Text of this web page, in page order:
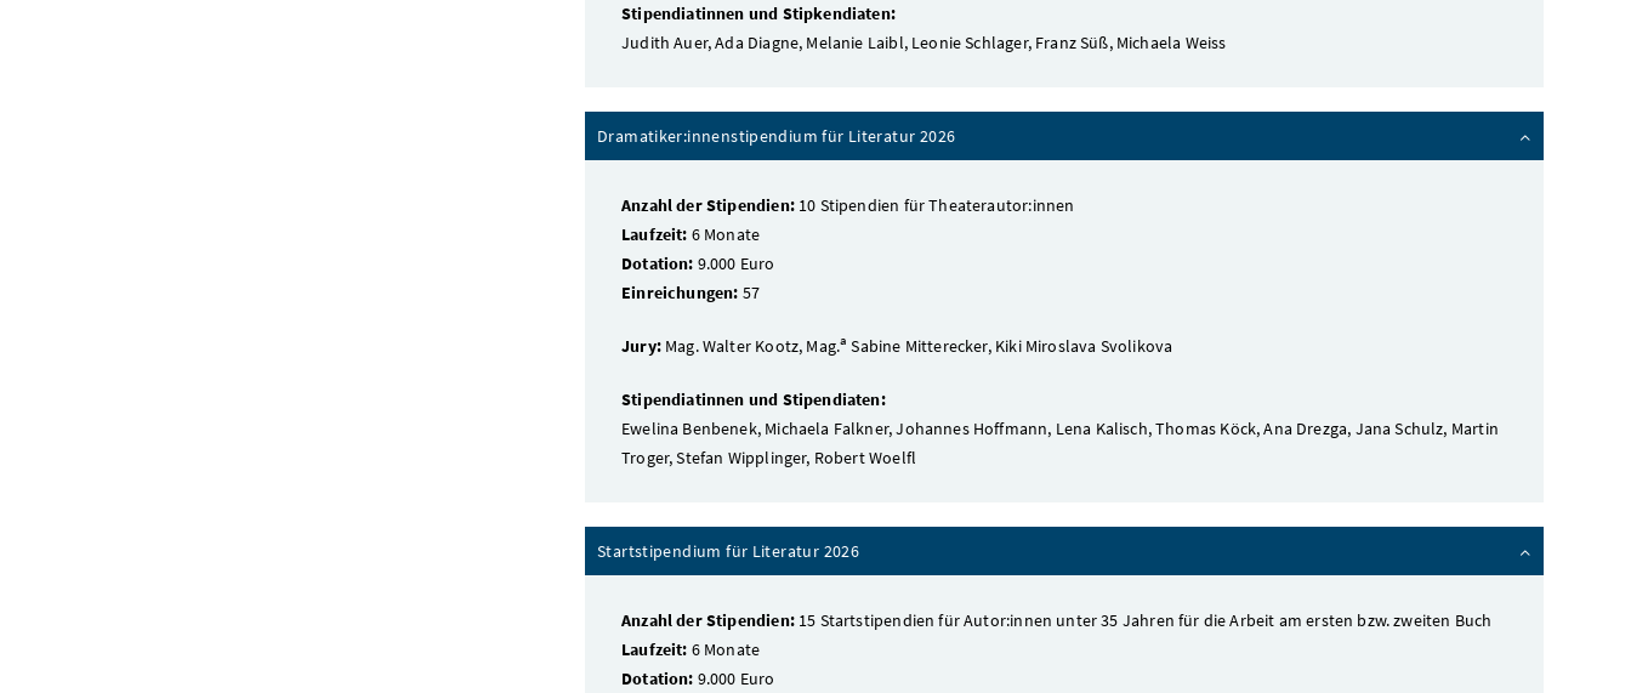
Stipendiatinnen und Stipkendiaten:
Judith Auer, Ada Diagne, Melanie Laibl, Leonie Schlager, Franz Süß, Michaela Weiss
Dramatiker:innenstipendium für Literatur 2026
Anzahl der Stipendien: 10 Stipendien für Theaterautor:innen
Laufzeit: 6 Monate
Dotation: 9.000 Euro
Einreichungen: 57
Jury: Mag. Walter Kootz, Mag.a Sabine Mitterecker, Kiki Miroslava Svolikova
Stipendiatinnen und Stipendiaten:
Ewelina Benbenek, Michaela Falkner, Johannes Hoffmann, Lena Kalisch, Thomas Köck, Ana Drezga, Jana Schulz, Martin
Troger, Stefan Wipplinger, Robert Woelfl
Startstipendium für Literatur 2026
Anzahl der Stipendien: 15 Startstipendien für Autor:innen unter 35 Jahren für die Arbeit am ersten bzw. zweiten Buch
Laufzeit: 6 Monate
Dotation: 9.000 Euro